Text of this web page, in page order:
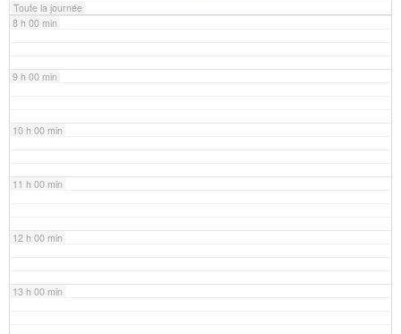
Toute la journée
8 h 00 min
9 h 00 min
10 h 00 min
11 h 00 min
12 h 00 min
13 h 00 min